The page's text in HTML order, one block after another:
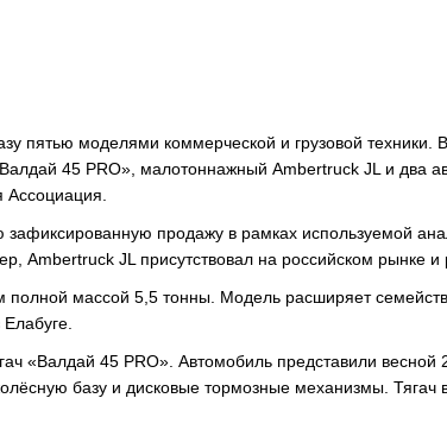
пятью моделями коммерческой и грузовой техники.
45 PRO», малотоннажный Ambertruck JL и два
продажу в рамках используемой
Ambertruck JL присутствовал на российском рынке и
полной массой 5,5 тонны. Модель расширяет
«Валдай 45 PRO». Автомобиль представили весной
базу и дисковые тормозные механизмы. Тягач